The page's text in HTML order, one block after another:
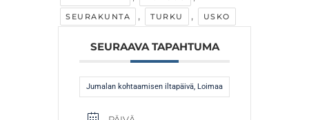
SEURAKUNTA , TURKU , USKO
SEURAAVA TAPAHTUMA
Jumalan kohtaamisen iltapäivä, Loimaa